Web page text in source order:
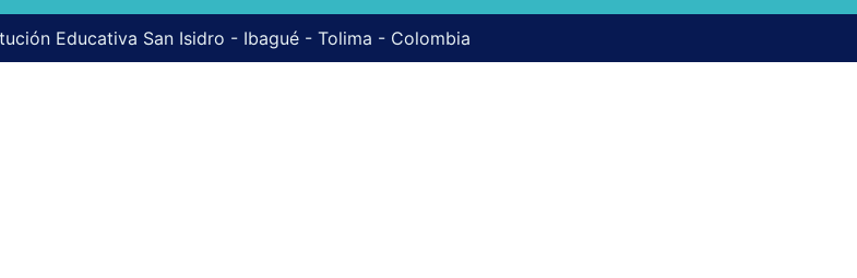
Educativa San Isidro - Ibagué - Tolima - Colombia